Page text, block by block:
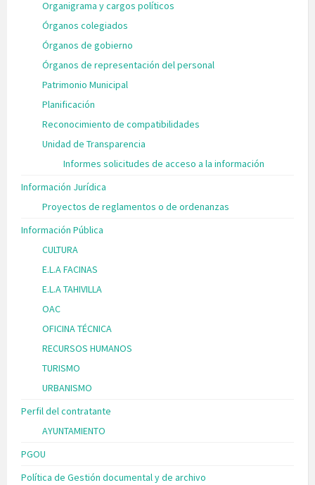
Organigrama y cargos políticos
Órganos colegiados
Órganos de gobierno
Órganos de representación del personal
Patrimonio Municipal
Planificación
Reconocimiento de compatibilidades
Unidad de Transparencia
Informes solicitudes de acceso a la información
Información Jurídica
Proyectos de reglamentos o de ordenanzas
Información Pública
CULTURA
E.L.A FACINAS
E.L.A TAHIVILLA
OAC
OFICINA TÉCNICA
RECURSOS HUMANOS
TURISMO
URBANISMO
Perfil del contratante
AYUNTAMIENTO
PGOU
Política de Gestión documental y de archivo